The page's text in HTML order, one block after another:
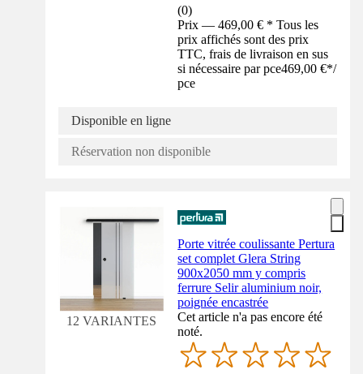
(0)
Prix — 469,00 € * Tous les
prix affichés sont des prix
TTC, frais de livraison en sus
si nécessaire par pce469,00 €*/
pce
Disponible en ligne
Réservation non disponible
12 VARIANTES
Porte vitrée coulissante Pertura
set complet Glera String
900x2050 mm y compris
ferrure Selir aluminium noir,
poignée encastrée
Cet article n'a pas encore été
noté.